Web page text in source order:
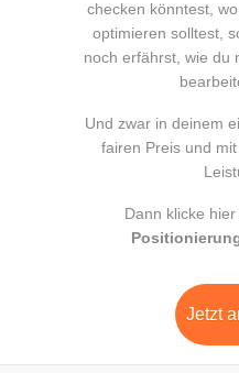
checken könntest,
optimieren solltest,
noch erfährst, wie du
Und zwar in deinem
fairen Preis und
Dann klicke
Jetzt